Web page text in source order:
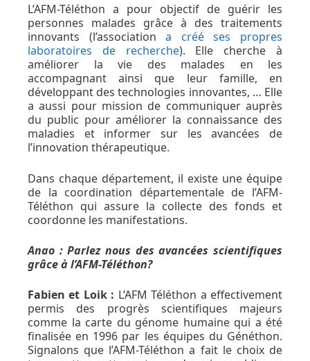
L’AFM-Téléthon a pour objectif de guérir les
personnes malades grâce à des traitements
innovants (l’associationa créé ses propres
laboratoires de recherche). Elle cherche à
améliorer la vie des malades en les
accompagnant ainsi que leur famille, en
développant des technologies innovantes, … Elle
a aussi pour mission de communiquer auprès
du public pour améliorer la connaissance des
maladies et informer sur les avancées de
l’innovation thérapeutique.
Dans chaque département, il existe une équipe
de la coordination départementale de l’AFM-
Téléthon qui assure la collecte des fonds et
coordonne les manifestations.
Anao : Parlez nous des avancées scientifiques
grâce à l’AFM-Téléthon?
Fabien et Loik : L’AFM Téléthon a effectivement
permis des progrès scientifiques majeurs
comme la carte du génome humaine qui a été
finalisée en 1996 par les équipes du Généthon.
Signalons que l’AFM-Téléthon a fait le choix de